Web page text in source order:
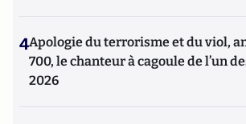
4Apologie du terrorisme et du viol,
700, le chanteur à cagoule de l’un
2026